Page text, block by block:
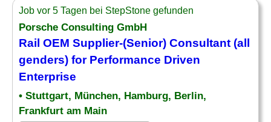
Job vor 5 Tagen bei StepStone gefunden
Porsche Consulting GmbH
Rail OEM Supplier-(Senior) Consultant (all
genders) for Performance Driven
Enterprise
• Stuttgart, München, Hamburg, Berlin,
Frankfurt am Main